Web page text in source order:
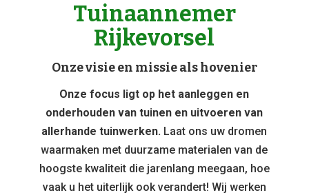
Tuinaannemer
Rijkevorsel
Onze visie en missie als hovenier
Onze focus ligt op het aanleggen en
onderhouden van tuinen en uitvoeren van
allerhande tuinwerken. Laat ons uw dromen
waarmaken met duurzame materialen van de
hoogste kwaliteit die jarenlang meegaan, hoe
vaak u het uiterlijk ook verandert! Wij werken